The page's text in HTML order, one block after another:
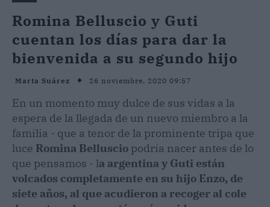
Romina Belluscio y Guti
cuentan los días para dar la
bienvenida a su segundo hijo
Marta Suárez 26 noviembre, 2020 09:57
En un momento muy dulce de sus vidas a la
espera de la llegada de un nuevo miembro a la
familia - que a tenor de la prominente tripa que
luce Romina Belluscio podría nacer antes de lo
que pensamos - la argentina y Guti están
volcados completamente en su hijo Enzo, de
siete años, al que acudieron a recoger al cole